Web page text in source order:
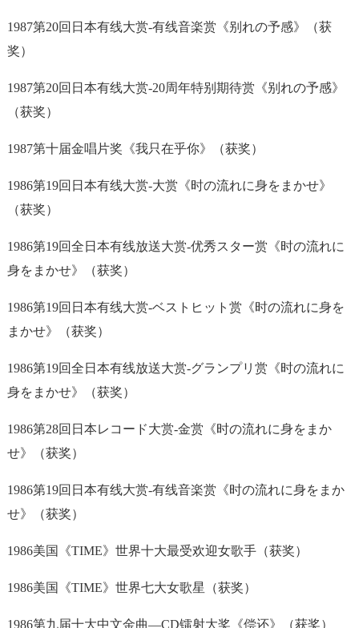
1987第20回日本有线大赏-有线音楽赏《别れの予感》（获
奖）
1987第20回日本有线大赏-20周年特别期待赏《别れの予感》
（获奖）
1987第十届金唱片奖《我只在乎你》（获奖）
1986第19回日本有线大赏-大赏《时の流れに身をまかせ》
（获奖）
1986第19回全日本有线放送大赏-优秀スター赏《时の流れに
身をまかせ》（获奖）
1986第19回日本有线大赏-ベストヒット赏《时の流れに身を
まかせ》（获奖）
1986第19回全日本有线放送大赏-グランプリ赏《时の流れに
身をまかせ》（获奖）
1986第28回日本レコード大赏-金赏《时の流れに身をまか
せ》（获奖）
1986第19回日本有线大赏-有线音楽赏《时の流れに身をまか
せ》（获奖）
1986美国《TIME》世界十大最受欢迎女歌手（获奖）
1986美国《TIME》世界七大女歌星（获奖）
1986第九届十大中文金曲—CD镭射大奖《偿还》（获奖）